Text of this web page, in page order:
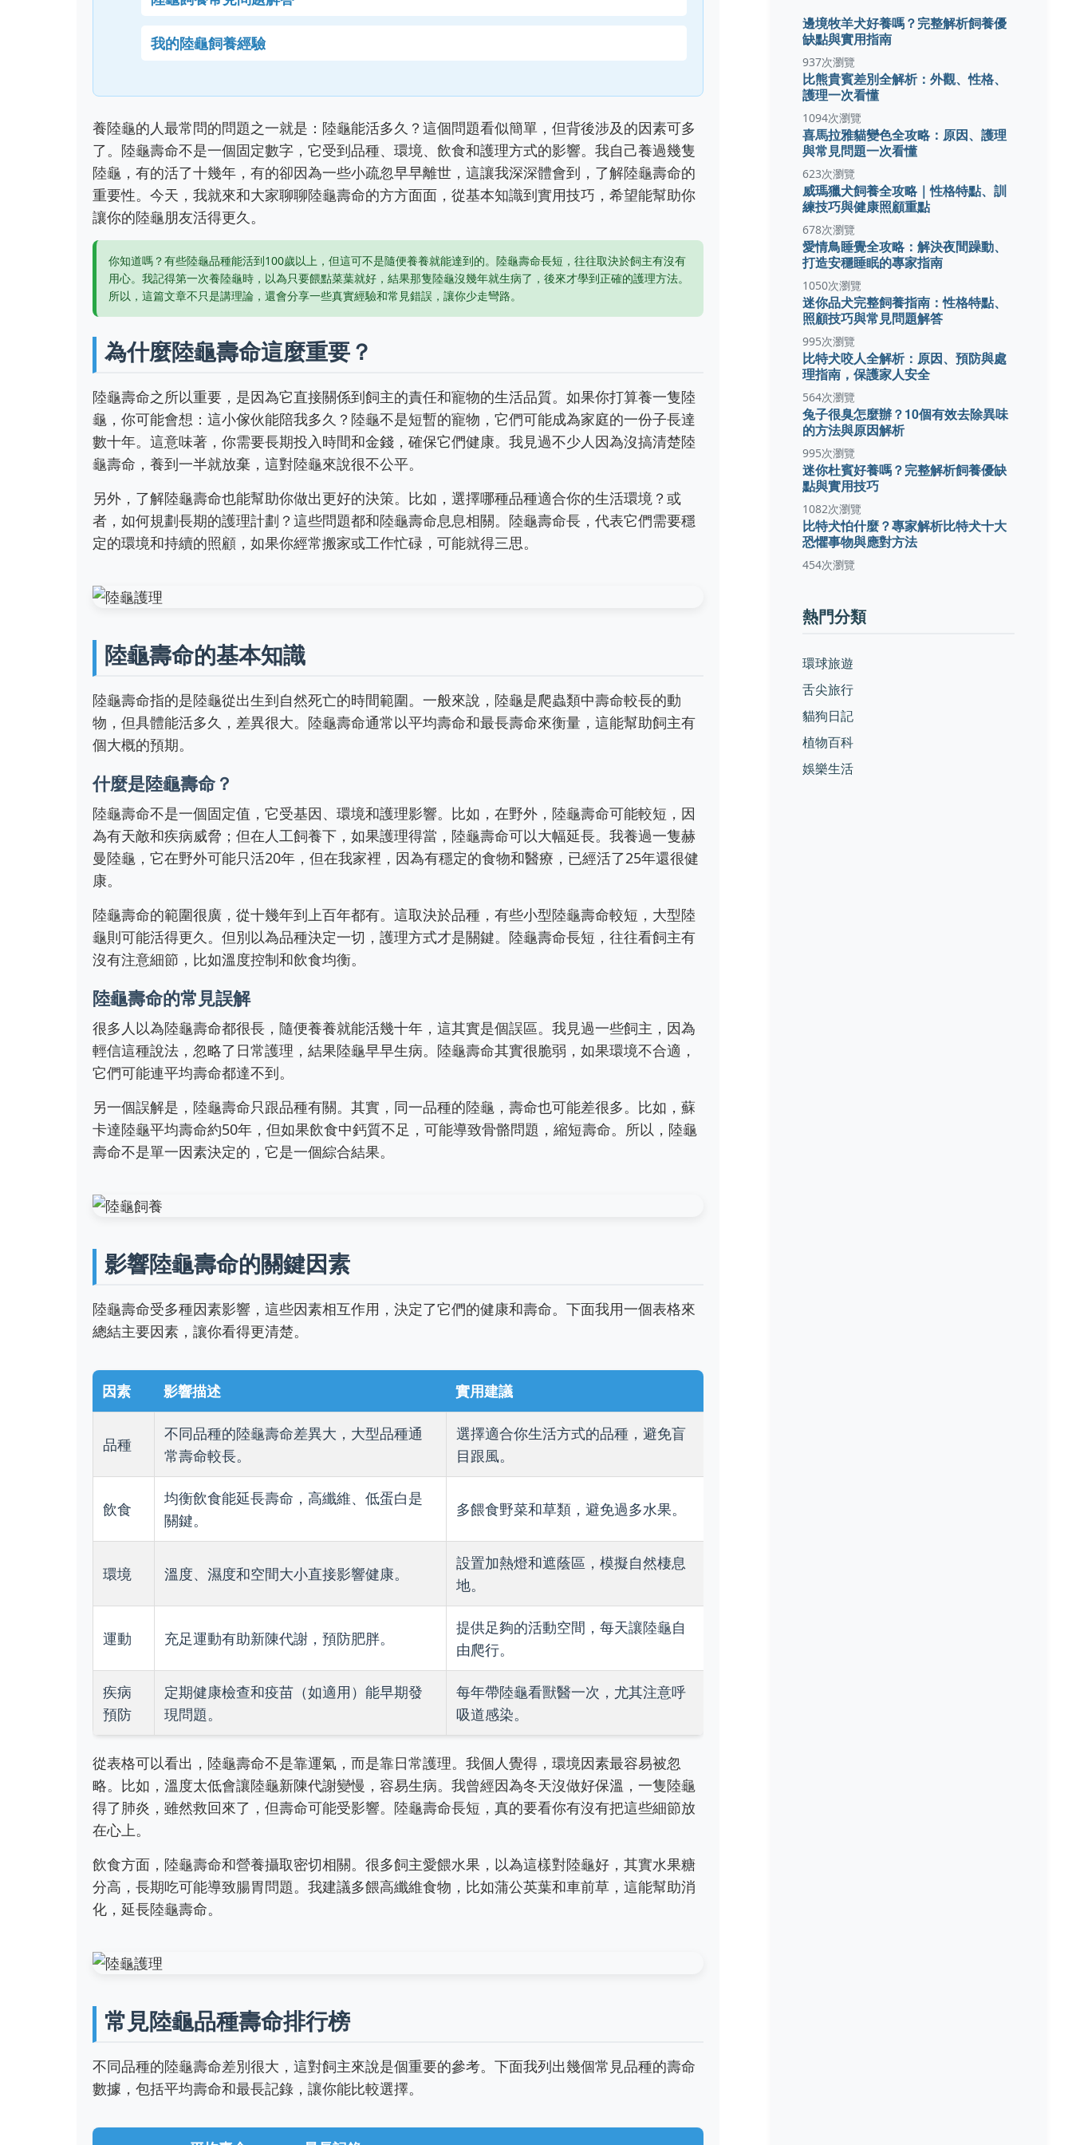
我的陸龜飼養經驗
養陸龜的人最常問的問題之一就是：陸龜能活多久？這個問題看似簡單，但背後涉及的因素可多
了。陸龜壽命不是一個固定數字，它受到品種、環境、飲食和護理方式的影響。我自己養過幾隻
陸龜，有的活了十幾年，有的卻因為一些小疏忽早早離世，這讓我深深體會到，了解陸龜壽命的
重要性。今天，我就來和大家聊聊陸龜壽命的方方面面，從基本知識到實用技巧，希望能幫助你
讓你的陸龜朋友活得更久。
你知道嗎？有些陸龜品種能活到100歲以上，但這可不是隨便養養就能達到的。陸龜壽命長短，往往取決於飼主有沒有
用心。我記得第一次養陸龜時，以為只要餵點菜葉就好，結果那隻陸龜沒幾年就生病了，後來才學到正確的護理方法。
所以，這篇文章不只是講理論，還會分享一些真實經驗和常見錯誤，讓你少走彎路。
為什麼陸龜壽命這麼重要？
陸龜壽命之所以重要，是因為它直接關係到飼主的責任和寵物的生活品質。如果你打算養一隻陸
龜，你可能會想：這小傢伙能陪我多久？陸龜不是短暫的寵物，它們可能成為家庭的一份子長達
數十年。這意味著，你需要長期投入時間和金錢，確保它們健康。我見過不少人因為沒搞清楚陸
龜壽命，養到一半就放棄，這對陸龜來說很不公平。
另外，了解陸龜壽命也能幫助你做出更好的決策。比如，選擇哪種品種適合你的生活環境？或
者，如何規劃長期的護理計劃？這些問題都和陸龜壽命息息相關。陸龜壽命長，代表它們需要穩
定的環境和持續的照顧，如果你經常搬家或工作忙碌，可能就得三思。
陸龜壽命的基本知識
陸龜壽命指的是陸龜從出生到自然死亡的時間範圍。一般來說，陸龜是爬蟲類中壽命較長的動
物，但具體能活多久，差異很大。陸龜壽命通常以平均壽命和最長壽命來衡量，這能幫助飼主有
個大概的預期。
什麼是陸龜壽命？
陸龜壽命不是一個固定值，它受基因、環境和護理影響。比如，在野外，陸龜壽命可能較短，因
為有天敵和疾病威脅；但在人工飼養下，如果護理得當，陸龜壽命可以大幅延長。我養過一隻赫
曼陸龜，它在野外可能只活20年，但在我家裡，因為有穩定的食物和醫療，已經活了25年還很健
康。
陸龜壽命的範圍很廣，從十幾年到上百年都有。這取決於品種，有些小型陸龜壽命較短，大型陸
龜則可能活得更久。但別以為品種決定一切，護理方式才是關鍵。陸龜壽命長短，往往看飼主有
沒有注意細節，比如溫度控制和飲食均衡。
陸龜壽命的常見誤解
很多人以為陸龜壽命都很長，隨便養養就能活幾十年，這其實是個誤區。我見過一些飼主，因為
輕信這種說法，忽略了日常護理，結果陸龜早早生病。陸龜壽命其實很脆弱，如果環境不合適，
它們可能連平均壽命都達不到。
另一個誤解是，陸龜壽命只跟品種有關。其實，同一品種的陸龜，壽命也可能差很多。比如，蘇
卡達陸龜平均壽命約50年，但如果飲食中鈣質不足，可能導致骨骼問題，縮短壽命。所以，陸龜
壽命不是單一因素決定的，它是一個綜合結果。
影響陸龜壽命的關鍵因素
陸龜壽命受多種因素影響，這些因素相互作用，決定了它們的健康和壽命。下面我用一個表格來
總結主要因素，讓你看得更清楚。
因素 影響描述 實用建議
品種
不同品種的陸龜壽命差異大，大型品種通
常壽命較長。
選擇適合你生活方式的品種，避免盲
目跟風。
飲食
均衡飲食能延長壽命，高纖維、低蛋白是
關鍵。
多餵食野菜和草類，避免過多水果。
環境 溫度、濕度和空間大小直接影響健康。
設置加熱燈和遮蔭區，模擬自然棲息
地。
運動 充足運動有助新陳代謝，預防肥胖。
提供足夠的活動空間，每天讓陸龜自
由爬行。
疾病
預防
定期健康檢查和疫苗（如適用）能早期發
現問題。
每年帶陸龜看獸醫一次，尤其注意呼
吸道感染。
從表格可以看出，陸龜壽命不是靠運氣，而是靠日常護理。我個人覺得，環境因素最容易被忽
略。比如，溫度太低會讓陸龜新陳代謝變慢，容易生病。我曾經因為冬天沒做好保溫，一隻陸龜
得了肺炎，雖然救回來了，但壽命可能受影響。陸龜壽命長短，真的要看你有沒有把這些細節放
在心上。
飲食方面，陸龜壽命和營養攝取密切相關。很多飼主愛餵水果，以為這樣對陸龜好，其實水果糖
分高，長期吃可能導致腸胃問題。我建議多餵高纖維食物，比如蒲公英葉和車前草，這能幫助消
化，延長陸龜壽命。
常見陸龜品種壽命排行榜
不同品種的陸龜壽命差別很大，這對飼主來說是個重要的參考。下面我列出幾個常見品種的壽命
數據，包括平均壽命和最長記錄，讓你能比較選擇。
邊境牧羊犬好養嗎？完整解析飼養優
缺點與實用指南
937次瀏覽
比熊貴賓差別全解析：外觀、性格、
護理一次看懂
1094次瀏覽
喜馬拉雅貓變色全攻略：原因、護理
與常見問題一次看懂
623次瀏覽
威瑪獵犬飼養全攻略｜性格特點、訓
練技巧與健康照顧重點
678次瀏覽
愛情鳥睡覺全攻略：解決夜間躁動、
打造安穩睡眠的專家指南
1050次瀏覽
迷你品犬完整飼養指南：性格特點、
照顧技巧與常見問題解答
995次瀏覽
比特犬咬人全解析：原因、預防與處
理指南，保護家人安全
564次瀏覽
兔子很臭怎麼辦？10個有效去除異味
的方法與原因解析
995次瀏覽
迷你杜賓好養嗎？完整解析飼養優缺
點與實用技巧
1082次瀏覽
比特犬怕什麼？專家解析比特犬十大
恐懼事物與應對方法
454次瀏覽
熱門分類
環球旅遊
舌尖旅行
貓狗日記
植物百科
娛樂生活